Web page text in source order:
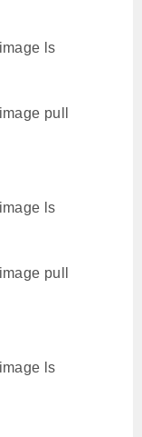
ls
pull
ls
pull
ls